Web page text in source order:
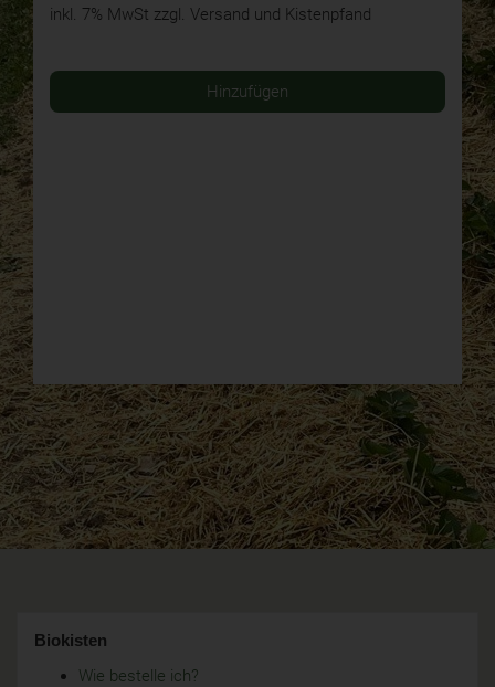
inkl. 7% MwSt zzgl. Versand und Kistenpfand
Hinzufügen
Biokisten
Wie bestelle ich?